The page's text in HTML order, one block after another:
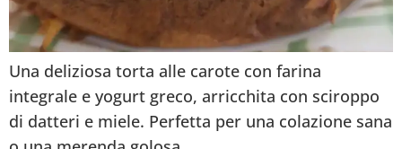
Una deliziosa torta alle carote con farina
integrale e yogurt greco, arricchita con sciroppo
di datteri e miele. Perfetta per una colazione sana